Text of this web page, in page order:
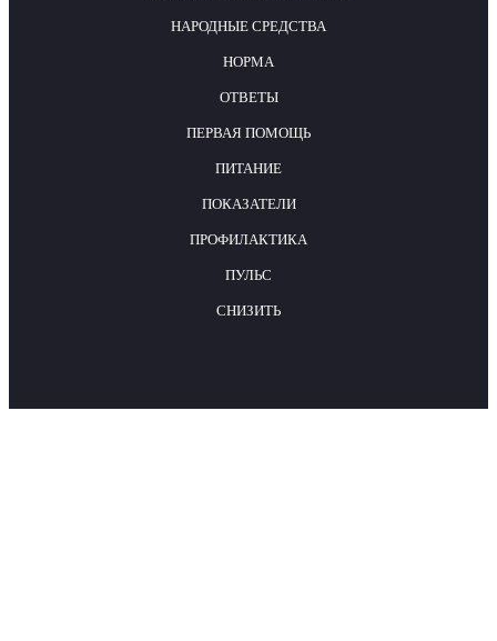
НАРОДНЫЕ СРЕДСТВА
НОРМА
ОТВЕТЫ
ПЕРВАЯ ПОМОЩЬ
ПИТАНИЕ
ПОКАЗАТЕЛИ
ПРОФИЛАКТИКА
ПУЛЬС
СНИЗИТЬ